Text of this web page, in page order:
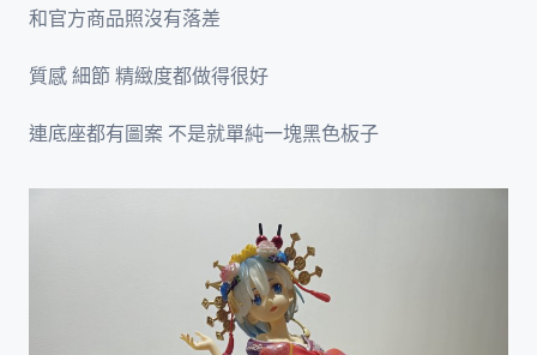
和官方商品照沒有落差
質感 細節 精緻度都做得很好
連底座都有圖案 不是就單純一塊黑色板子